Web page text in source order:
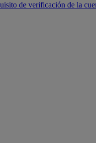
de verificación de la